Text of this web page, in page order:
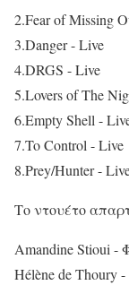
2.Fear of Missing
3.Danger - Live
4.DRGS - Live
5.Lovers of The
6.Empty Shell -
7.To Control - Live
8.Prey/Hunter -
Το ντουέτο
Amandine Stioui -
Hélène de Thoury